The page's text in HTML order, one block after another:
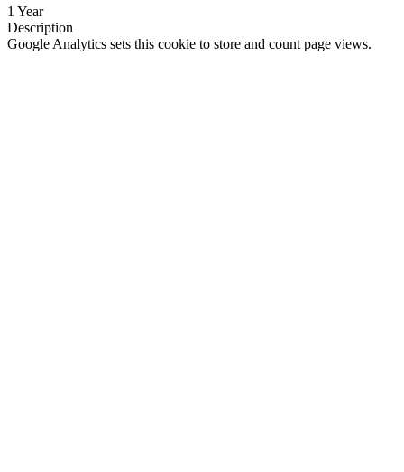
1 Year
Description
Google Analytics sets this cookie to store and count page views.